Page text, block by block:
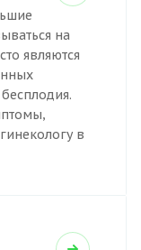
на
являются
в